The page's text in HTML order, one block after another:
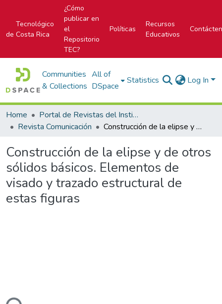
Tecnológico
de Costa Rica
¿Cómo
publicar en
el
Repositorio
TEC?
Políticas
Recursos
Educativos
Communities
& Collections
All of
DSpace
Statistics Log In
Home
Portal de Revistas del Instituto Tecnológico de Costa Rica
Revista Comunicación
Construcción de la elipse y de otros sólidos básicos. Elementos de visado y trazado estructural de estas figuras
Construcción de la elipse y de otros
sólidos básicos. Elementos de
visado y trazado estructural de
estas figuras